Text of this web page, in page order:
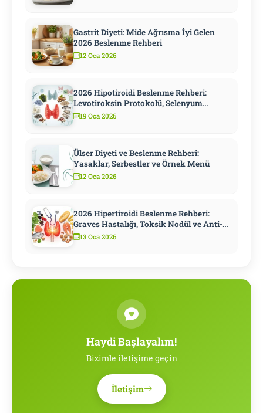
Gastrit Diyeti: Mide Ağrısına İyi Gelen
2026 Beslenme Rehberi
12 Oca 2026
2026 Hipotiroidi Beslenme Rehberi:
Levotiroksin Protokolü, Selenyum
Stratejisi ve Metabolizmayı Hızlandıran
10 Adım
19 Oca 2026
Ülser Diyeti ve Beslenme Rehberi:
Yasaklar, Serbestler ve Örnek Menü
12 Oca 2026
2026 Hipertiroidi Beslenme Rehberi:
Graves Hastalığı, Toksik Nodül ve Anti-
Tiroid İlaç Döneminde Diyet
13 Oca 2026
Haydi Başlayalım!
Bizimle iletişime geçin
İletişim